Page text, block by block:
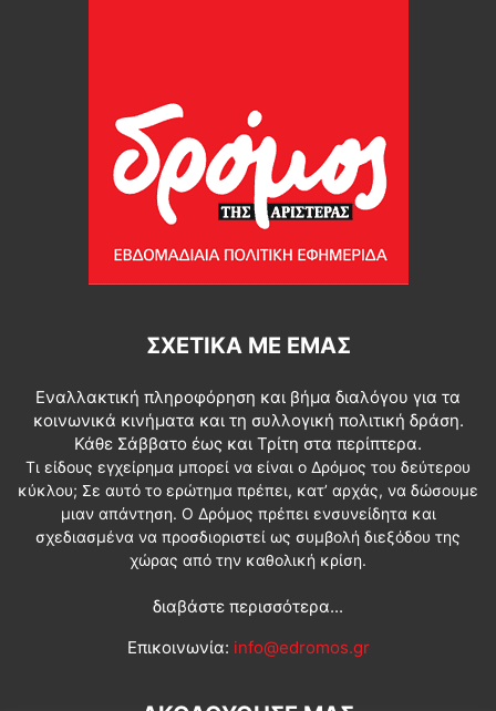
ΣΧΕΤΙΚΆ ΜΕ ΕΜΆΣ
Εναλλακτική πληροφόρηση και βήμα διαλόγου για τα
κοινωνικά κινήματα και τη συλλογική πολιτική δράση.
Κάθε Σάββατο έως και Τρίτη στα περίπτερα.
Τι είδους εγχείρημα μπορεί να είναι ο Δρόμος του δεύτερου
κύκλου; Σε αυτό το ερώτημα πρέπει, κατ’ αρχάς, να δώσουμε
μιαν απάντηση. Ο Δρόμος πρέπει ενσυνείδητα και
σχεδιασμένα να προσδιοριστεί ως συμβολή διεξόδου της
χώρας από την καθολική κρίση.
διαβάστε περισσότερα...
Επικοινωνία: info@edromos.gr